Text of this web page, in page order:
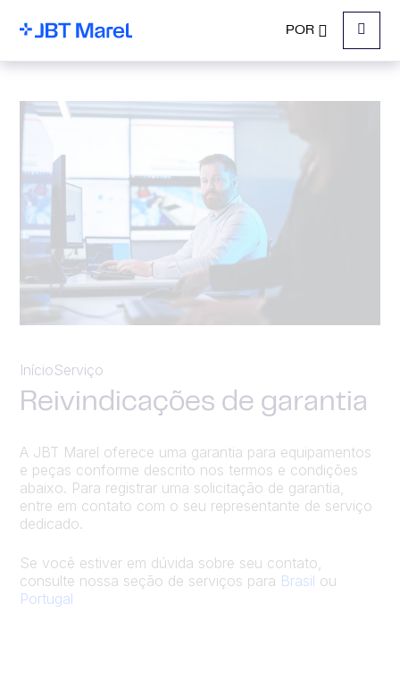
POR
Menu
InícioServiço
Reivindicações de garantia
A JBT Marel oferece uma garantia para equipamentos
e peças conforme descrito nos termos e condições
abaixo. Para registrar uma solicitação de garantia,
entre em contato com o seu representante de serviço
dedicado.
Se você estiver em dúvida sobre seu contato,
consulte nossa seção de serviços para Brasil ou
Portugal